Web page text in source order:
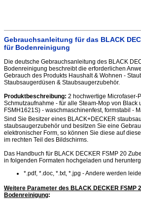
Gebrauchsanleitung für das BLACK
für Bodenreinigung
Die deutsche Gebrauchsanleitung des BLACK
Bodenreinigung beschreibt die erforderlichen
Gebrauch des Produkts Haushalt & Wohnen -
Staubsaugerdüsen & Staubsaugerzubehör.
Produktbeschreibung: 2 hochwertige Microfaser-
Schmutzaufnahme - für alle Steam-Mop von Black
FSMH1621S) - waschmaschinenfest, formstabil -
Sind Sie Besitzer eines BLACK+DECKER
staubsaugerzubehör und besitzen Sie eine
elektronischer Form, so können Sie diese auf
im rechten Teil des Bildschirms.
Das Handbuch für BLACK DECKER FSMP 20
in folgenden Formaten hochgeladen und
*.pdf, *.doc, *.txt, *.jpg - Andere werden
Weitere Parameter des BLACK DECKER FSMP
Bodenreinigung: